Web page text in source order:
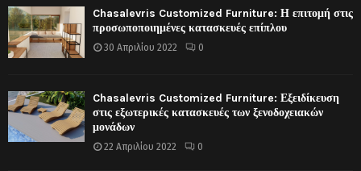
Chasalevris Customized Furniture: Η επιτομή στις
προσωποποιημένες κατασκευές επίπλου
30 Απριλίου 2022 0
Chasalevris Customized Furniture: Εξειδίκευση
στις εξωτερικές κατασκευές των ξενοδοχειακών
μονάδων
22 Απριλίου 2022 0